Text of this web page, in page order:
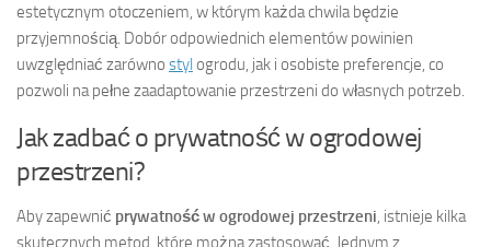
estetycznym otoczeniem, w którym każda chwila będzie
przyjemnością. Dobór odpowiednich elementów powinien
uwzględniać zarówno styl ogrodu, jak i osobiste preferencje, co
pozwoli na pełne zaadaptowanie przestrzeni do własnych potrzeb.
Jak zadbać o prywatność w ogrodowej
przestrzeni?
Aby zapewnić prywatność w ogrodowej przestrzeni, istnieje kilka
skutecznych metod, które można zastosować. Jednym z